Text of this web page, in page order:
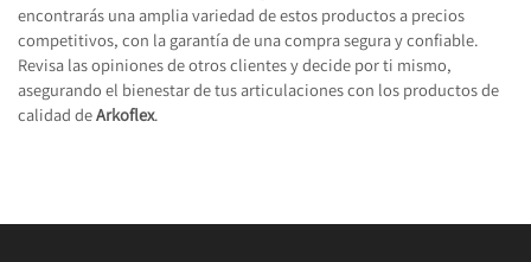
encontrarás una amplia variedad de estos productos a precios
competitivos, con la garantía de una compra segura y confiable.
Revisa las opiniones de otros clientes y decide por ti mismo,
asegurando el bienestar de tus articulaciones con los productos de
calidad deArkoflex.